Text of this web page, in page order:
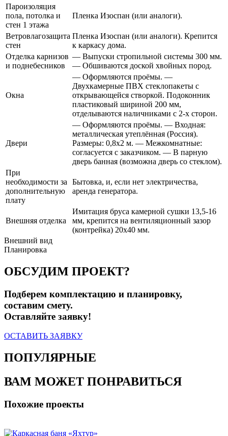
Пароизоляция
пола, потолка и
стен 1 этажа
Пленка Изоспан (или аналоги).
Ветровлагозащита
стен
Пленка Изоспан (или аналоги). Крепится
к каркасу дома.
Отделка карнизов
и поднебесников
— Выпуски стропильной системы 300 мм.
— Обшиваются доской хвойных пород.
Окна
— Оформляются проёмы. —
Двухкамерные ПВХ стеклопакеты с
открывающейся створкой. Подоконник
пластиковый шириной 200 мм,
отделываются наличниками с 2-х сторон.
Двери
— Оформляются проёмы. — Входная:
металлическая утеплённая (Россия).
Размеры: 0,8х2 м. — Межкомнатные:
согласуется с заказчиком. — В парную
дверь банная (возможна дверь со стеклом).
При
необходимости за
дополнительную
плату
Бытовка, и, если нет электричества,
аренда генератора.
Внешняя отделка
Имитация бруса камерной сушки 13,5-16
мм, крепится на вентиляционный зазор
(контрейка) 20х40 мм.
Внешний вид
Планировка
ОБСУДИМ ПРОЕКТ?
Подберем комплектацию и планировку,
составим смету.
Оставляйте заявку!
ОСТАВИТЬ ЗАЯВКУ
ПОПУЛЯРНЫЕ
ВАМ МОЖЕТ ПОНРАВИТЬСЯ
Похожие проекты